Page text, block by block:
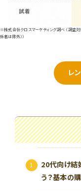
※株式会社クロスマーケティング調べ （調査対
係者は除外））
レ
20代向け結
う？基本の